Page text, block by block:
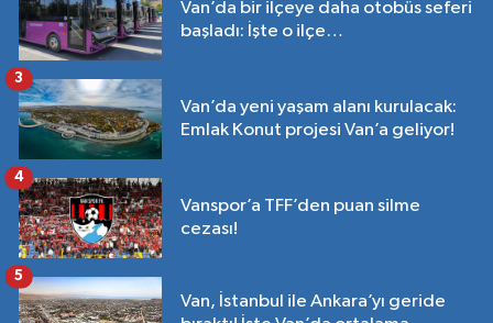
Van’da bir ilçeye daha otobüs seferi
başladı: İşte o ilçe…
Van’da yeni yaşam alanı kurulacak:
Emlak Konut projesi Van’a geliyor!
3
Vanspor’a TFF’den puan silme
cezası!
4
Van, İstanbul ile Ankara’yı geride
5